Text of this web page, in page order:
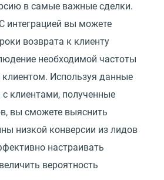
в самые важные сделки.
С интеграцией вы можете
возврата к клиенту
необходимой частоты
клиентом. Используя данные
клиентами, полученные
вы сможете выяснить
низкой конверсии из лидов
настраивать
вероятность